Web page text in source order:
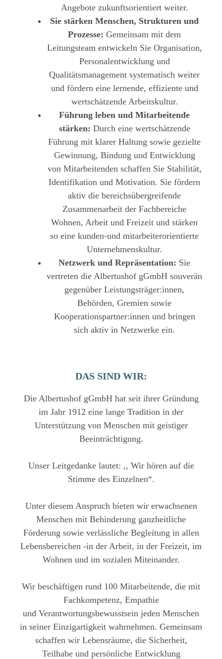
Angebote zukunftsorientiert weiter.
Sie stärken Menschen, Strukturen und
Prozesse: Gemeinsam mit dem
Leitungsteam entwickeln Sie Organisation,
Personalentwicklung und
Qualitätsmanagement systematisch weiter
und fördern eine lernende, effiziente und
wertschätzende Arbeitskultur.
Führung leben und Mitarbeitende
stärken: Durch eine wertschätzende
Führung mit klarer Haltung sowie gezielte
Gewinnung, Bindung und Entwicklung
von Mitarbeitenden schaffen Sie Stabilität,
Identifikation und Motivation. Sie fördern
aktiv die bereichsübergreifende
Zusammenarbeit der Fachbereiche
Wohnen, Arbeit und Freizeit und stärken
so eine kunden-und mitarbeiterorientierte
Unternehmenskultur.
Netzwerk und Repräsentation: Sie
vertreten die Albertushof gGmbH souverän
gegenüber Leistungsträger:innen,
Behörden, Gremien sowie
Kooperationspartner:innen und bringen
sich aktiv in Netzwerke ein.
DAS SIND WIR:
Die Albertushof gGmbH hat seit ihrer Gründung
im Jahr 1912 eine lange Tradition in der
Unterstützung von Menschen mit geistiger
Beeinträchtigung.
Unser Leitgedanke lautet: ,, Wir hören auf die
Stimme des Einzelnen“.
Unter diesem Anspruch bieten wir erwachsenen
Menschen mit Behinderung ganzheitliche
Förderung sowie verlässliche Begleitung in allen
Lebensbereichen -in der Arbeit, in der Freizeit, im
Wohnen und im sozialen Miteinander.
Wir beschäftigen rund 100 Mitarbeitende, die mit
Fachkompetenz, Empathie
und Verantwortungsbewusstsein jeden Menschen
in seiner Einzigartigkeit wahrnehmen. Gemeinsam
schaffen wir Lebensräume, die Sicherheit,
Teilhabe und persönliche Entwicklung